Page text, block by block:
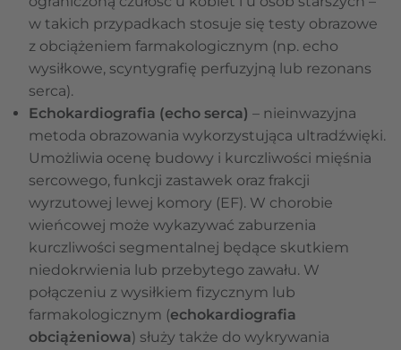
w takich przypadkach stosuje się testy obrazowe
z obciążeniem farmakologicznym (np. echo
wysiłkowe, scyntygrafię perfuzyjną lub rezonans
serca).
Echokardiografia (echo serca) – nieinwazyjna
metoda obrazowania wykorzystująca ultradźwięki.
Umożliwia ocenę budowy i kurczliwości mięśnia
sercowego, funkcji zastawek oraz frakcji
wyrzutowej lewej komory (EF). W chorobie
wieńcowej może wykazywać zaburzenia
kurczliwości segmentalnej będące skutkiem
niedokrwienia lub przebytego zawału. W
połączeniu z wysiłkiem fizycznym lub
farmakologicznym (echokardiografia
obciążeniowa) służy także do wykrywania